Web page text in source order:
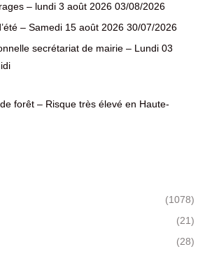
– lundi 3 août 2026 03/08/2026
– Samedi 15 août 2026 30/07/2026
secrétariat de mairie – Lundi 03
forêt – Risque très élevé en Haute-
(1078)
(21)
(28)